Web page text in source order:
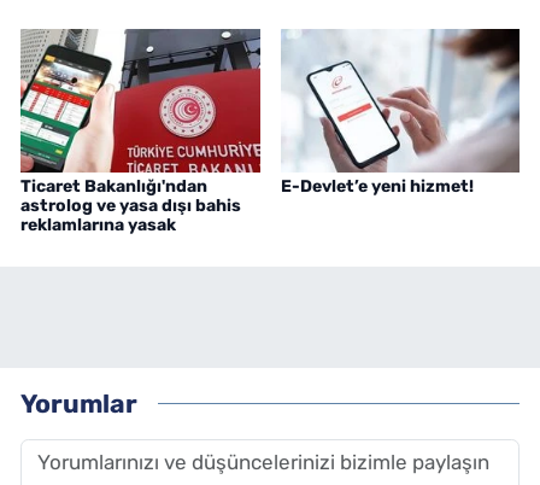
Ticaret Bakanlığı'ndan
astrolog ve yasa dışı bahis
reklamlarına yasak
E-Devlet’e yeni hizmet!
Yorumlar